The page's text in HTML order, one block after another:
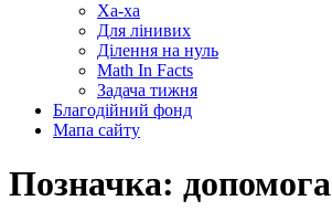
Ха-ха
Для лінивих
Ділення на нуль
Math In Facts
Задача тижня
Благодійний фонд
Мапа сайту
Позначка: допомога